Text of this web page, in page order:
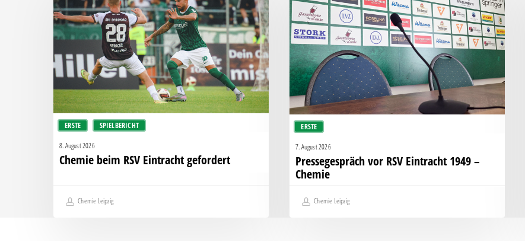
ERSTE SPIELBERICHT
RSV
Eintracht
gefordert
8. August 2026
Chemie beim RSV Eintracht gefordert
Chemie Leipzig
ERSTE
RSV
Eintracht
1949
–
Chemie
7. August 2026
Pressegespräch vor RSV Eintracht 1949 –
Chemie
Chemie Leipzig